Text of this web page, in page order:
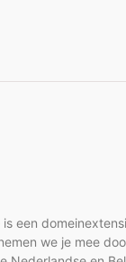
een
we je mee